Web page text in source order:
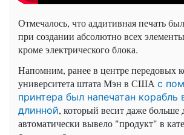
Отмечалось, что аддитивная печать
при создании абсолютно всех
кроме электрического блока.
Напомним, ранее в центре передовых
университета штата Мэн в США с
принтера был напечатан
длинной, который весит даже больше
автоматически вывело "продукт" в